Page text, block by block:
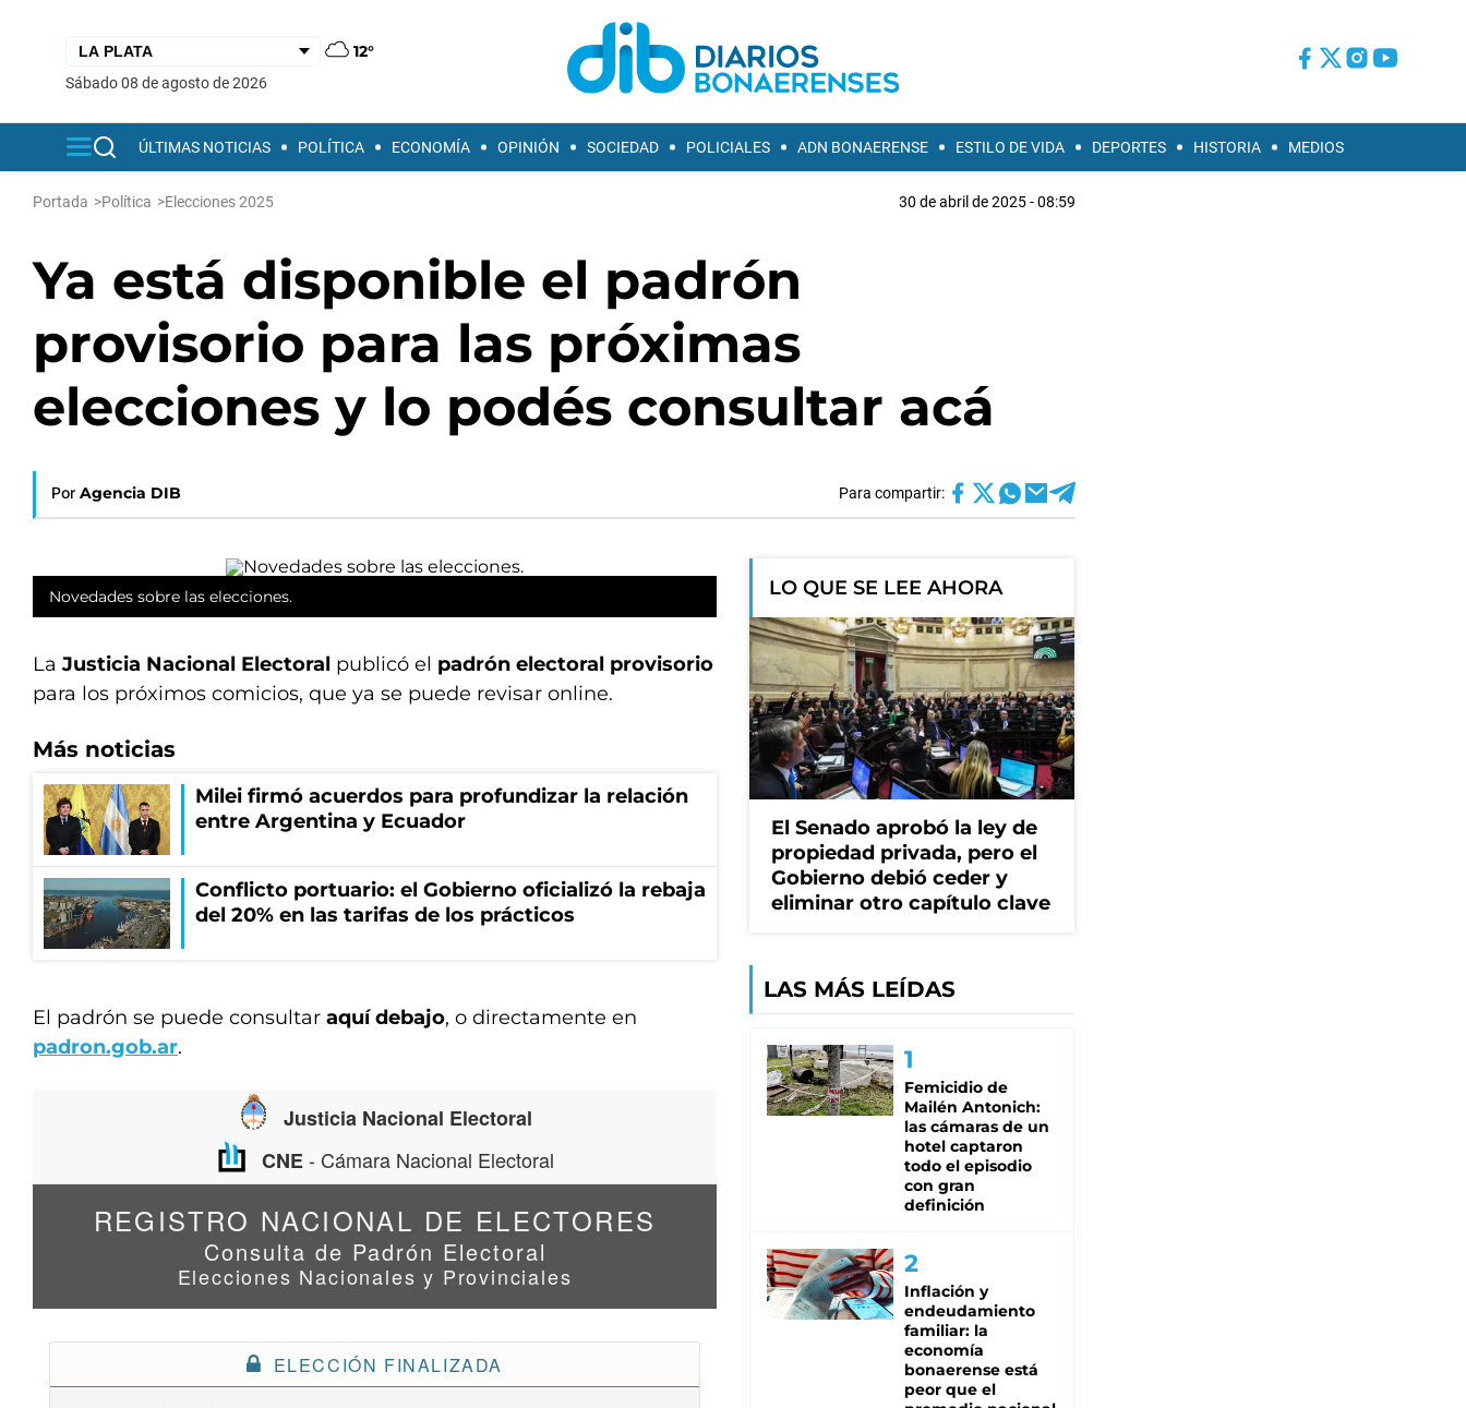
12°
sábado 08 de agosto de 2026
ÚLTIMAS NOTICIAS POLÍTICA ECONOMÍA OPINIÓN SOCIEDAD POLICIALES ADN BONAERENSE ESTILO DE VIDA DEPORTES HISTORIA MEDIOS
Portada >Política >Elecciones 2025 30 de abril de 2025 - 08:59
Ya está disponible el padrón
provisorio para las próximas
elecciones y lo podés consultar acá
Por Agencia DIB Para compartir:
Novedades sobre las elecciones.
La Justicia Nacional Electoral publicó el padrón electoral provisorio
para los próximos comicios, que ya se puede revisar online.
Más noticias
Milei firmó acuerdos para profundizar la relación
entre Argentina y Ecuador
Conflicto portuario: el Gobierno oficializó la rebaja
del 20% en las tarifas de los prácticos
El padrón se puede consultar aquí debajo, o directamente en
padron.gob.ar.
LO QUE SE LEE AHORA
El Senado aprobó la ley de
propiedad privada, pero el
Gobierno debió ceder y
eliminar otro capítulo clave
LAS MÁS LEÍDAS
Femicidio de
Mailén Antonich:
las cámaras de un
hotel captaron
todo el episodio
con gran
definición
Inflación y
endeudamiento
familiar: la
economía
bonaerense está
peor que el